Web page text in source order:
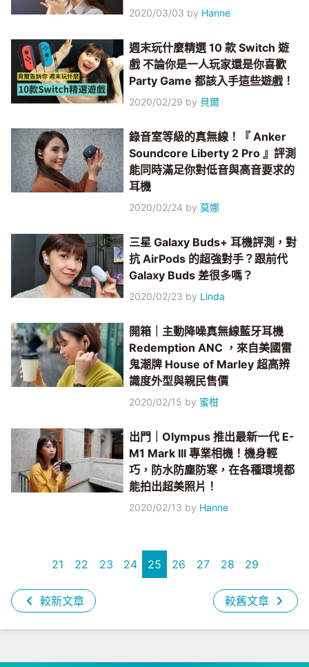
2020/03/03 by Hanne
週末玩什麼精選 10 款 Switch 遊
戲 不論你是一人玩家還是你喜歡
Party Game 都該入手這些遊戲！
2020/02/29 by 貝爾
錄音室等級的真無線！『 Anker
Soundcore Liberty 2 Pro 』評測
能同時滿足你對低音與高音要求的
耳機
2020/02/24 by莫娜
三星 Galaxy Buds+ 耳機評測，對
抗 AirPods 的超強對手？跟前代
Galaxy Buds 差很多嗎？
2020/02/23 by Linda
開箱｜主動降噪真無線藍牙耳機
Redemption ANC ，來自美國雷
鬼潮牌 House of Marley 超高辨
識度外型與親民售價
2020/02/15 by 蜜柑
出門｜Olympus 推出最新一代 E-
M1 Mark III 專業相機！機身輕
巧，防水防塵防寒，在各種環境都
能拍出超美照片！
2020/02/13 by Hanne
較新文章
21 22 23 24 25 26 27 28 29
較舊文章